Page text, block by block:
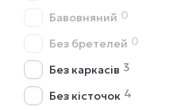
Бавовняний 0
Без бретелей 0
Без каркасів 3
Без кісточок 4